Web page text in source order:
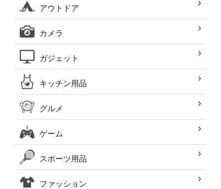
アウトドア
カメラ
ガジェット
キッチン用品
グルメ
ゲーム
スポーツ用品
ファッション